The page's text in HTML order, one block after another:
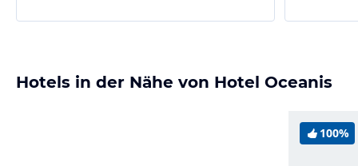
Hotels in der Nähe von Hotel Oceanis
100%